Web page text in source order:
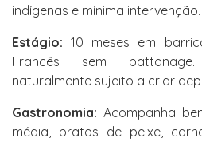
indígenas e mínima intervenção.
Estágio: 10 meses em
Francês sem
naturalmente sujeito a criar
Gastronomia: Acompanha
média, pratos de peixe,